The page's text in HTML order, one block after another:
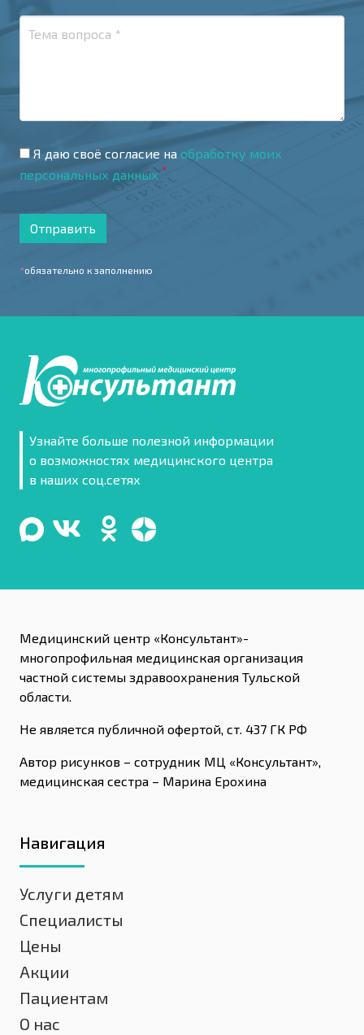
Я даю своё согласие на обработку моих
персональных данных *
Отправить
*обязательно к заполнению
Узнайте больше полезной информации
о возможностях медицинского центра
в наших соц.сетях
Медицинский центр «Консультант»-
многопрофильная медицинская организация
частной системы здравоохранения Тульской
области.
Не является публичной офертой, ст. 437 ГК РФ
Автор рисунков – сотрудник МЦ «Консультант»,
медицинская сестра – Марина Ерохина
Навигация
Услуги детям
Специалисты
Цены
Акции
Пациентам
О нас